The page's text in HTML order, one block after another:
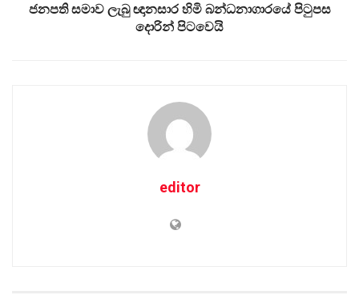
ජනපති සමාව ලැබු ඥානසාර හිමි බන්ධනාගාරයේ පිටුපස
දොරින් පිටවෙයි
editor